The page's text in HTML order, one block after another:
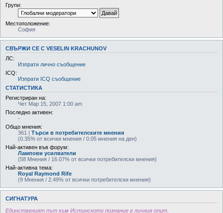
Групи:
Местоположение:
София
СВЪРЖИ СЕ С VESELIN KRACHUNOV
ЛС:
Изпрати лично съобщение
ICQ:
Изпрати ICQ съобщение
СТАТИСТИКА
Регистриран на:
Чет Мар 15, 2007 1:00 am
Последно активен:
-
Общо мнения:
361 | Търси в потребителските мнения
(0.35% от всички мнения / 0.05 мнения на ден)
Най-активен във форум:
Лампови усилватели
(58 Мнения / 16.07% от всички потребителски мнения)
Най-активна тема:
Royal Raymond Rife
(9 Мнения / 2.49% от всички потребителски мнения)
СИГНАТУРА
Единственият път към Истинското познание е личния опит.